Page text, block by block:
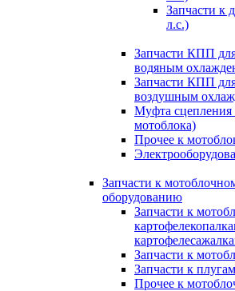
Запчасти к
л.с.)
Запчасти КПП
водяным
Запчасти КПП
воздушным
Муфта сцепления
мотоблока)
Прочее к
Запчасти к
оборудованию
Запчасти к
Запчасти к
Запчасти к
Прочее к